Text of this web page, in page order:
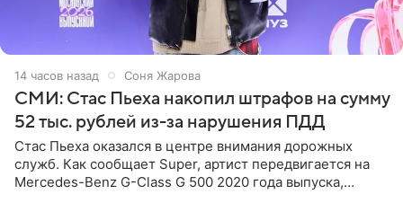
14 часов назад Соня Жарова
СМИ: Стас Пьеха накопил штрафов на сумму
52 тыс. рублей из-за нарушения ПДД
Стас Пьеха оказался в центре внимания дорожных
служб. Как сообщает Super, артист передвигается на
Mercedes-Benz G-Class G 500 2020 года выпуска,